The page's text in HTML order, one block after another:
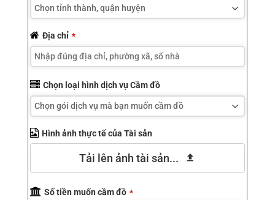
Địa chỉ *
Chọn loại hình dịch vụ Cầm đồ
Hình ảnh thực tế của Tài sản
Tải lên ảnh tài sản...
Số tiền muốn cầm đồ *